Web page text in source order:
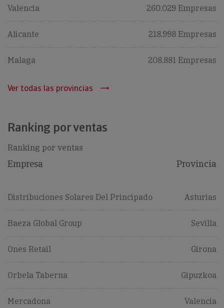
Valencia 260,029 Empresas
Alicante 218,998 Empresas
Malaga 208,881 Empresas
Ver todas las provincias
Ranking por ventas
Ranking por ventas
Empresa Provincia
Distribuciones Solares Del Principado Asturias
Baeza Global Group Sevilla
Ones Retail Girona
Orbela Taberna Gipuzkoa
Mercadona Valencia